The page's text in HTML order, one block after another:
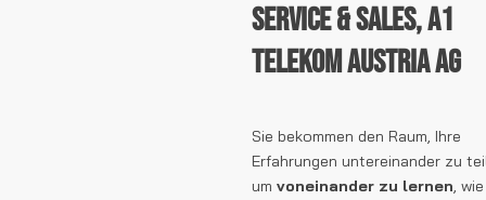
Service & Sales, A1
Telekom Austria AG
Sie bekommen den Raum, Ihre
Erfahrungen untereinander zu
um voneinander zu lernen,